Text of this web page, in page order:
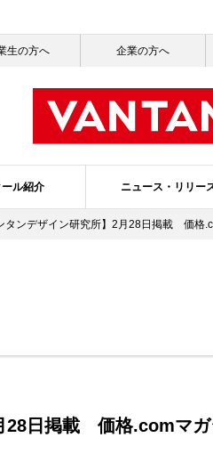
生の方へ 企業の方へ
ール紹介 ニュース・リリー
タンデザイン研究所】2月28日掲載 価格
28日掲載 価格.comマ